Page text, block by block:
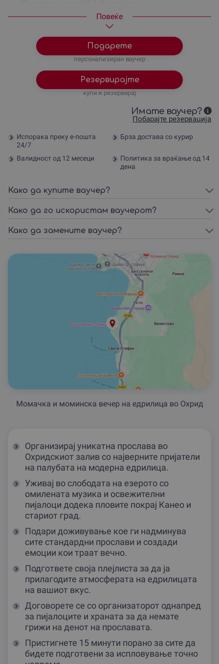
капетан — пакет за 6 лица
Повеќе
Подарете
персонализиран ваучер
Резервирајте
купи и резервирај
Имате ваучер?
Побарајте резервација
Испорака преку е-пошта
24/7
Брза достава со курир
Валидност од 12 месеци
Политика за враќање од 14
дена
Како да купите ваучер?
Како да го искористам ваучерот?
Како да замените ваучер?
Момачка и моминска вечер на едрилица во Охрид
Организирај уникатна прослава во
Охридскиот залив со најверните пријатели
на палубата на модерна едрилица.
Уживај во слободата на езерото со
омилената музика и освежителни
пијалоци додека пловите покрај Канео и
стариот град.
Подари доживување кое ги надминува
сите стандардни прослави и создади
емоции кои траат вечно.
Подгответе своја плејлиста за да ја
прилагодите атмосферата на едрилицата
на вашиот вкус.
Договорете се со организаторот однапред
за пијалоците и храната за да немате
грижи на денот на прославата.
Пристигнете 15 минути порано за сите да
бидете подготвени за испловување точно